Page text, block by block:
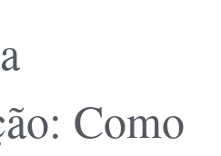
Como